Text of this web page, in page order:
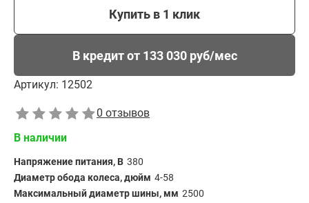
Купить в 1 клик
В кредит от 133 030 руб/мес
Артикул: 12502
0 отзывов
В наличии
Напряжение питания, В 380
Диаметр обода колеса, дюйм 4-58
Максимальный диаметр шины, мм 2500